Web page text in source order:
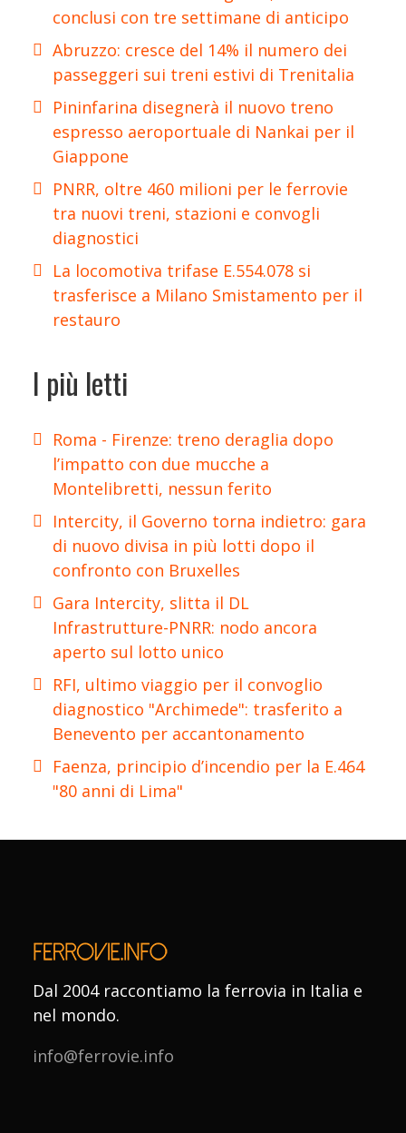
conclusi con tre settimane di anticipo
Abruzzo: cresce del 14% il numero dei
passeggeri sui treni estivi di Trenitalia
Pininfarina disegnerà il nuovo treno
espresso aeroportuale di Nankai per il
Giappone
PNRR, oltre 460 milioni per le ferrovie
tra nuovi treni, stazioni e convogli
diagnostici
La locomotiva trifase E.554.078 si
trasferisce a Milano Smistamento per il
restauro
I più letti
Roma - Firenze: treno deraglia dopo
l’impatto con due mucche a
Montelibretti, nessun ferito
Intercity, il Governo torna indietro: gara
di nuovo divisa in più lotti dopo il
confronto con Bruxelles
Gara Intercity, slitta il DL
Infrastrutture-PNRR: nodo ancora
aperto sul lotto unico
RFI, ultimo viaggio per il convoglio
diagnostico "Archimede": trasferito a
Benevento per accantonamento
Faenza, principio d’incendio per la E.464
"80 anni di Lima"
Dal 2004 raccontiamo la ferrovia in Italia e
nel mondo.
info@ferrovie.info